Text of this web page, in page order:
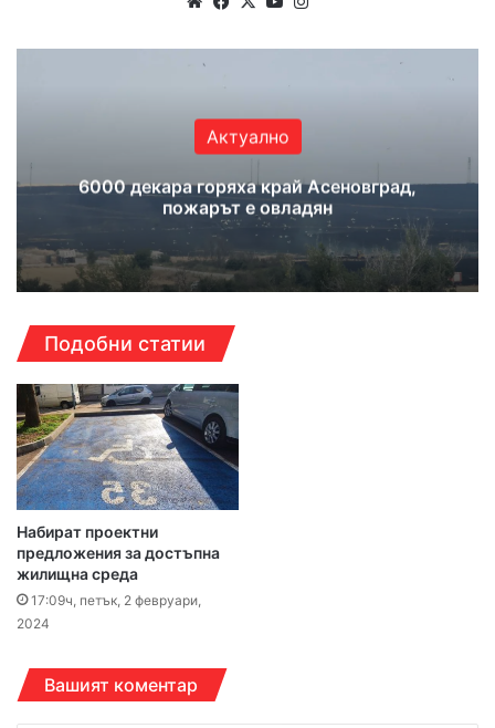
Актуално
6000 декара горяха край Асеновград,
пожарът е овладян
Подобни статии
Набират проектни
предложения за достъпна
жилищна среда
17:09ч, петък, 2 февруари,
2024
Вашият коментар